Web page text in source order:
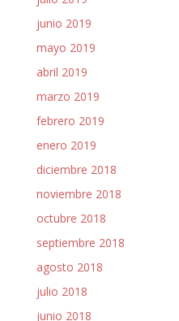
junio 2019
mayo 2019
abril 2019
marzo 2019
febrero 2019
enero 2019
diciembre 2018
noviembre 2018
octubre 2018
septiembre 2018
agosto 2018
julio 2018
junio 2018